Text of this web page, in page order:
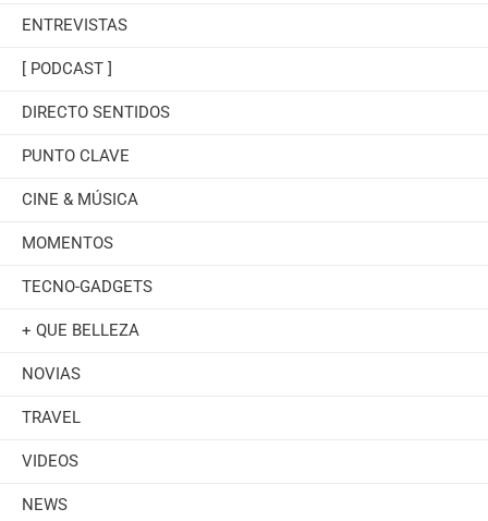
ENTREVISTAS
[ PODCAST ]
DIRECTO SENTIDOS
PUNTO CLAVE
CINE & MÚSICA
MOMENTOS
TECNO-GADGETS
+ QUE BELLEZA
NOVIAS
TRAVEL
VIDEOS
NEWS